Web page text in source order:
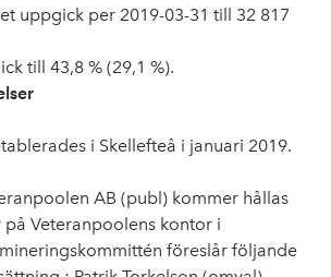
uppgick per 2019-03-31 till 32 817
till 43,8 % (29,1 %).
i Skellefteå i januari 2019.
AB (publ) kommer hållas
på Veteranpoolens kontor i
föreslår följande